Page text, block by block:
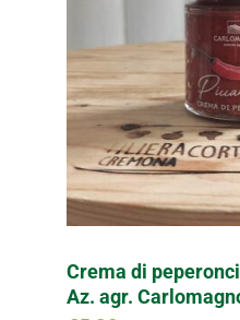
Crema di
Az. agr.